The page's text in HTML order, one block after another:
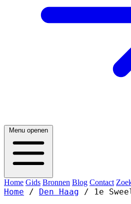
Menu openen
Home Gids Bronnen Blog Contact
Home / Den Haag / 1e